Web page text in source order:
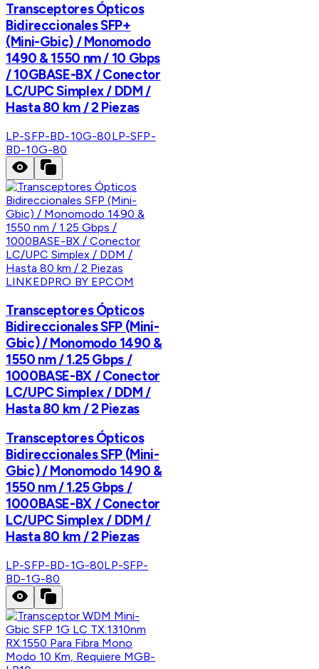
Transceptores Ópticos
Bidireccionales SFP+
(Mini-Gbic) / Monomodo
1490 & 1550 nm / 10 Gbps
/ 10GBASE-BX / Conector
LC/UPC Simplex / DDM /
Hasta 80 km / 2 Piezas
LP-SFP-BD-10G-80LP-SFP-
BD-10G-80
LINKEDPRO BY EPCOM
Transceptores Ópticos
Bidireccionales SFP (Mini-
Gbic) / Monomodo 1490 &
1550 nm / 1.25 Gbps /
1000BASE-BX / Conector
LC/UPC Simplex / DDM /
Hasta 80 km / 2 Piezas
Transceptores Ópticos
Bidireccionales SFP (Mini-
Gbic) / Monomodo 1490 &
1550 nm / 1.25 Gbps /
1000BASE-BX / Conector
LC/UPC Simplex / DDM /
Hasta 80 km / 2 Piezas
LP-SFP-BD-1G-80LP-SFP-
BD-1G-80